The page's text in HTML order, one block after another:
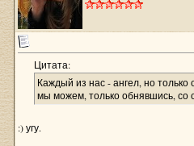
Цитата:
Каждый из нас - ангел, но
мы можем, только обнявшись,
:) угу.